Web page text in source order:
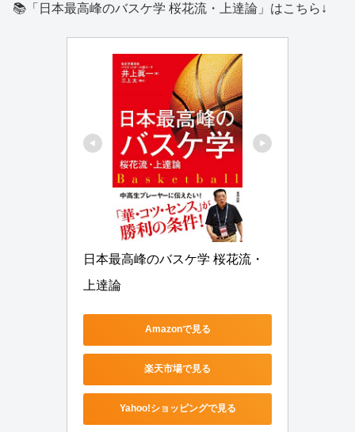
📚「日本最高峰のバスケ学 桜花流・上達論」はこちら↓
日本最高峰のバスケ学 桜花流・
上達論
Amazonで見る
楽天市場で見る
Yahoo!ショッピングで見る